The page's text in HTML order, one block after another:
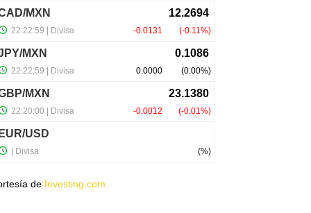
de Investing.com